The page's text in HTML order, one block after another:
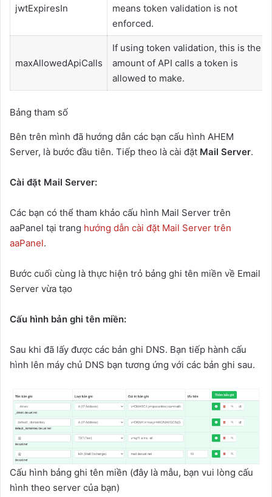
jwtExpiresIn
means token validation is not
enforced.
maxAllowedApiCalls
If using token validation, this is the
amount of API calls a token is
allowed to make.
Bảng tham số
Bên trên mình đã hướng dẫn các bạn cấu hình AHEM
Server, là bước đầu tiên. Tiếp theo là cài đặt Mail Server.
Cài đặt Mail Server:
Các bạn có thể tham khảo cấu hình Mail Server trên
aaPanel tại trang hướng dẫn cài đặt Mail Server trên
aaPanel.
Bước cuối cùng là thực hiện trỏ bảng ghi tên miền về Email
Server vừa tạo
Cấu hình bản ghi tên miền:
Sau khi đã lấy được các bản ghi DNS. Bạn tiếp hành cấu
hình lên máy chủ DNS bạn tương ứng với các bản ghi sau.
Cấu hình bảng ghi tên miền (đây là mẫu, bạn vui lòng cấu
hình theo server của bạn)